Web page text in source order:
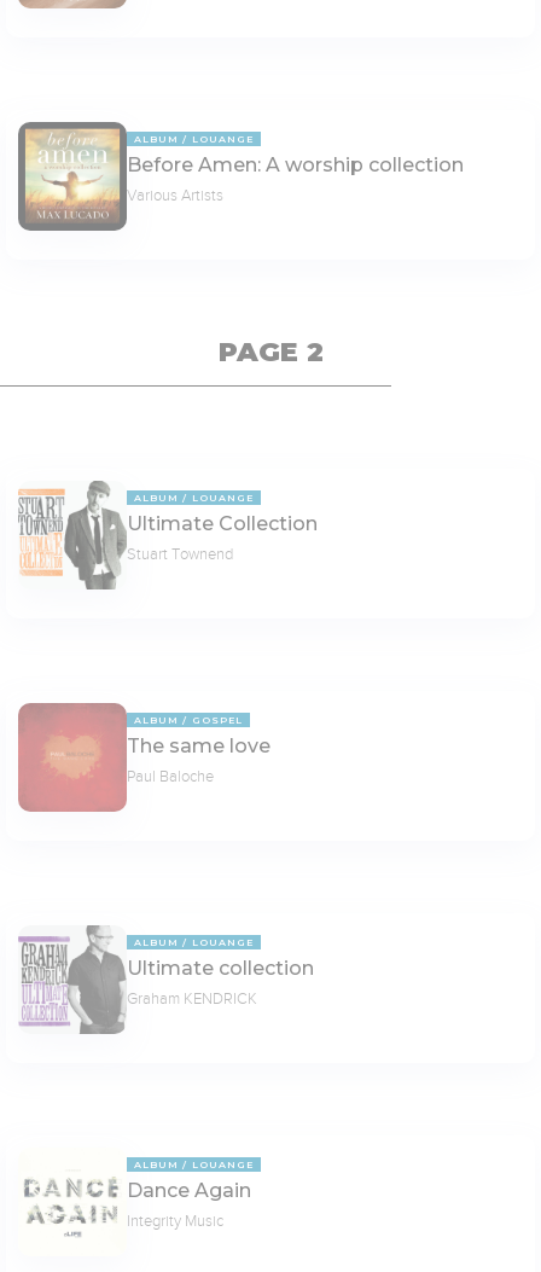
ALBUM LOUANGE
Before Amen: A worship collection
Various Artists
PAGE 2
ALBUM LOUANGE
Ultimate Collection
Stuart Townend
ALBUM GOSPEL
The same love
Paul Baloche
ALBUM LOUANGE
Ultimate collection
Graham KENDRICK
ALBUM LOUANGE
Dance Again
Integrity Music